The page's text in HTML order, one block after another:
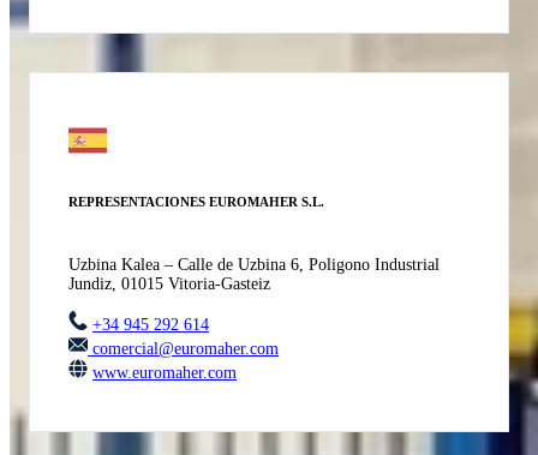
REPRESENTACIONES EUROMAHER S.L.
Uzbina Kalea – Calle de Uzbina 6, Poligono Industrial
Jundiz, 01015 Vitoria-Gasteiz
+34 945 292 614
comercial@euromaher.com
www.euromaher.com